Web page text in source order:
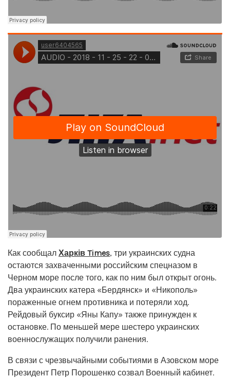
Как сообщал Харків Times, три украинских судна
остаются захваченными российским спецназом в
Черном море после того, как по ним был открыт огонь.
Два украинских катера «Бердянск» и «Никополь»
пораженные огнем противника и потеряли ход.
Рейдовый буксир «Яны Капу» также принужден к
остановке. По меньшей мере шестеро украинских
военнослужащих получили ранения.
В связи с чрезвычайными событиями в Азовском море
Президент Петр Порошенко созвал Военный кабинет.